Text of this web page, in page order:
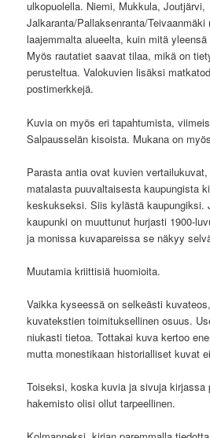
ulkopuolella. Niemi, Mukkula, Joutjärvi,
Jalkaranta/Pallaksenranta/
laajemmalta alueelta, kuin mitä
Myös rautatiet saavat tilaa, mikä on
perusteltua. Valokuvien lisäksi
postimerkkejä.
Kuvia on myös eri tapahtumista,
Salpausselän kisoista. Mukana on
Parasta antia ovat kuvien
matalasta puuvaltaisesta kaupungista
keskukseksi. Siis kylästä kaupungiksi.
kaupunki on muuttunut hurjasti 1900-
ja monissa kuvapareissa se näkyy
Muutamia kriittisiä huomioita.
Vaikka kyseessä on selkeästi
kuvatekstien toimituksellinen osuus.
niukasti tietoa. Tottakai kuva kertoo
mutta monestikaan historialliset kuvat
Toiseksi, koska kuvia ja sivuja kirjassa
hakemisto olisi ollut tarpeellinen.